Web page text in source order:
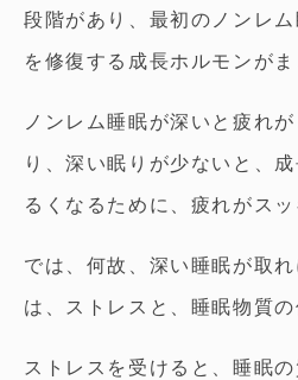
段階があり、最初のノンレ
を修復する成長ホルモンがま
ノンレム睡眠が深いと疲れ
り、深い眠りが少ないと、
るくなるために、疲れがスッ
では、何故、深い睡眠が取
は、ストレスと、睡眠物質の
ストレスを受けると、睡眠